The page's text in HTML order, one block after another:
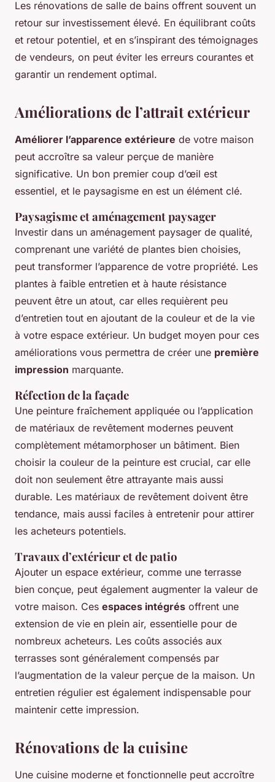
Les rénovations de salle de bains offrent souvent un
retour sur investissement élevé. En équilibrant coûts
et retour potentiel, et en s’inspirant des témoignages
de vendeurs, on peut éviter les erreurs courantes et
garantir un rendement optimal.
Améliorations de l’attrait extérieur
Améliorer l’apparence extérieure de votre maison
peut accroître sa valeur perçue de manière
significative. Un bon premier coup d’œil est
essentiel, et le paysagisme en est un élément clé.
Paysagisme et aménagement paysager
Investir dans un aménagement paysager de qualité,
comprenant une variété de plantes bien choisies,
peut transformer l’apparence de votre propriété. Les
plantes à faible entretien et à haute résistance
peuvent être un atout, car elles requièrent peu
d’entretien tout en ajoutant de la couleur et de la vie
à votre espace extérieur. Un budget moyen pour ces
améliorations vous permettra de créer une première
impression marquante.
Réfection de la façade
Une peinture fraîchement appliquée ou l’application
de matériaux de revêtement modernes peuvent
complètement métamorphoser un bâtiment. Bien
choisir la couleur de la peinture est crucial, car elle
doit non seulement être attrayante mais aussi
durable. Les matériaux de revêtement doivent être
tendance, mais aussi faciles à entretenir pour attirer
les acheteurs potentiels.
Travaux d’extérieur et de patio
Ajouter un espace extérieur, comme une terrasse
bien conçue, peut également augmenter la valeur de
votre maison. Ces espaces intégrés offrent une
extension de vie en plein air, essentielle pour de
nombreux acheteurs. Les coûts associés aux
terrasses sont généralement compensés par
l’augmentation de la valeur perçue de la maison. Un
entretien régulier est également indispensable pour
maintenir cette impression.
Rénovations de la cuisine
Une cuisine moderne et fonctionnelle peut accroître